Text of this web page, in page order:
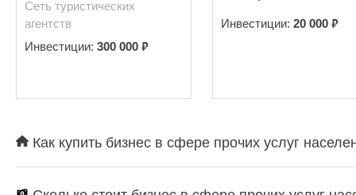
Сеть туристических
агентств
Инвестиции: 300 000 ₽
Инвестиции: 20 000 ₽
Как купить бизнес в сфере прочих услуг